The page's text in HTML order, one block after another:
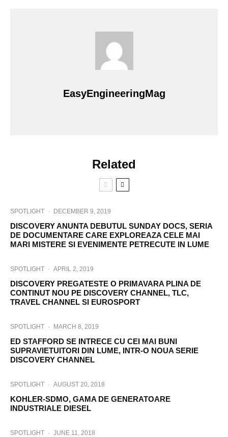
EasyEngineeringMag
Related
SPOTLIGHT · DECEMBER 9, 2019
DISCOVERY ANUNTA DEBUTUL SUNDAY DOCS, SERIA
DE DOCUMENTARE CARE EXPLOREAZA CELE MAI
MARI MISTERE SI EVENIMENTE PETRECUTE IN LUME
SPOTLIGHT · APRIL 2, 2019
DISCOVERY PREGATESTE O PRIMAVARA PLINA DE
CONTINUT NOU PE DISCOVERY CHANNEL, TLC,
TRAVEL CHANNEL SI EUROSPORT
SPOTLIGHT · MARCH 8, 2019
ED STAFFORD SE INTRECE CU CEI MAI BUNI
SUPRAVIETUITORI DIN LUME, INTR-O NOUA SERIE
DISCOVERY CHANNEL
SPOTLIGHT · AUGUST 20, 2018
KOHLER-SDMO, GAMA DE GENERATOARE
INDUSTRIALE DIESEL
SPOTLIGHT · JUNE 11, 2018